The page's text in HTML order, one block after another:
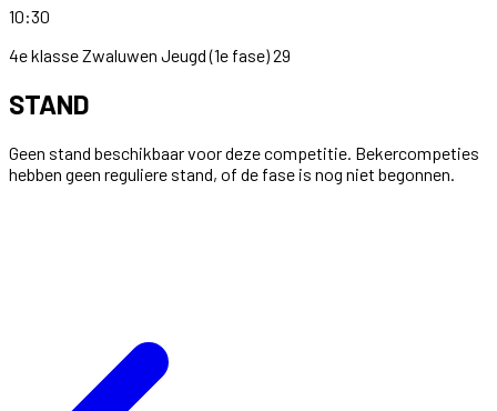
10:30
4e klasse Zwaluwen Jeugd (1e fase) 29
STAND
Geen stand beschikbaar voor deze competitie. Bekercompeties
hebben geen reguliere stand, of de fase is nog niet begonnen.